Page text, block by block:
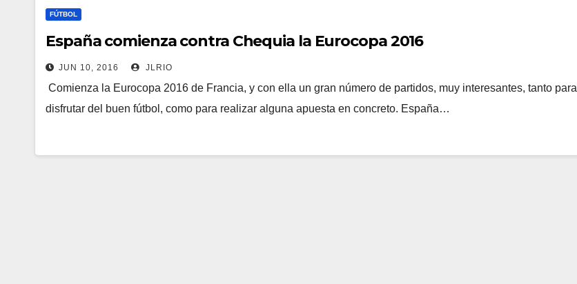
FÚTBOL
España comienza contra Chequia la Eurocopa 2016
JUN 10, 2016 JLRIO
Comienza la Eurocopa 2016 de Francia, y con ella un gran número de partidos, muy interesantes, tanto para
disfrutar del buen fútbol, como para realizar alguna apuesta en concreto. España…